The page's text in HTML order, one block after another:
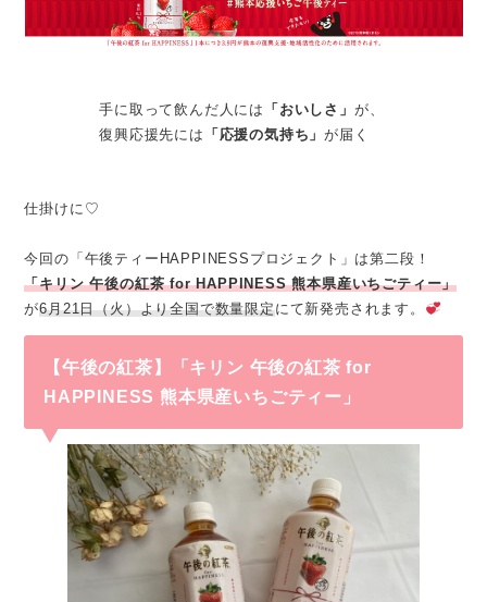
手に取って飲んだ人には 「おいしさ」 が、
復興応援先には 「応援の気持ち」が届く
仕掛けに♡
今回の「午後ティーHAPPINESSプロジェクト」は第二段！
「キリン 午後の紅茶 for HAPPINESS 熊本県産いちごティー」
が6月21日（火）より全国で数量限定にて新発売されます。
【午後の紅茶】「キリン 午後の紅茶 for
HAPPINESS 熊本県産いちごティー」